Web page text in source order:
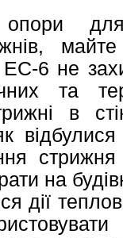
опори
6 не
та
в
на
дії